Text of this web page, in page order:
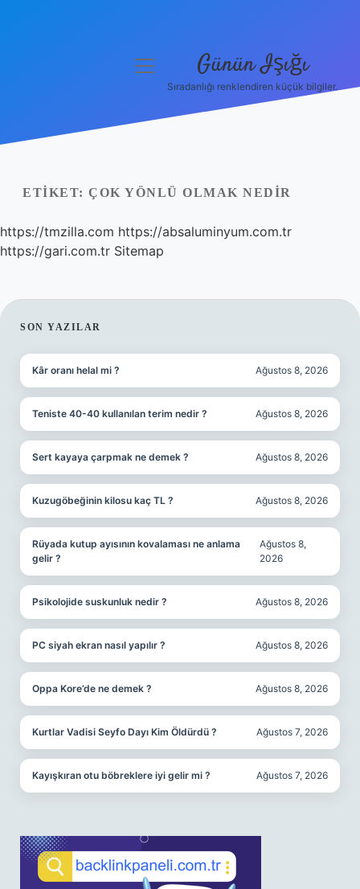
Yasal Uyarı
Hakkımızda
menüyü
Günün Işığı
Sıradanlığı renklendiren küçük bilgiler.
ETIKET: ÇOK YÖNLÜ OLMAK NEDIR
https://tmzilla.com https://absaluminyum.com.tr
https://gari.com.tr Sitemap
SIDEBAR
SON YAZILAR
Kâr oranı helal mi ? Ağustos 8, 2026
Teniste 40-40 kullanılan terim nedir ? Ağustos 8, 2026
Sert kayaya çarpmak ne demek ? Ağustos 8, 2026
Kuzugöbeğinin kilosu kaç TL ? Ağustos 8, 2026
Rüyada kutup ayısının kovalaması ne anlama
gelir ?
Ağustos 8,
2026
Psikolojide suskunluk nedir ? Ağustos 8, 2026
PC siyah ekran nasıl yapılır ? Ağustos 8, 2026
Oppa Kore’de ne demek ? Ağustos 8, 2026
Kurtlar Vadisi Seyfo Dayı Kim Öldürdü ? Ağustos 7, 2026
Kayışkıran otu böbreklere iyi gelir mi ? Ağustos 7, 2026